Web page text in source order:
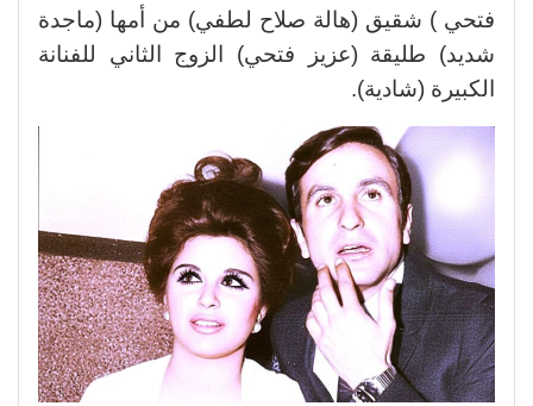
فتحي ) شقيق (هالة صلاح لطفي) من أمها (ماجدة
شديد) طليقة (عزيز فتحي) الزوج الثاني للفنانة
الكبيرة (شادية).